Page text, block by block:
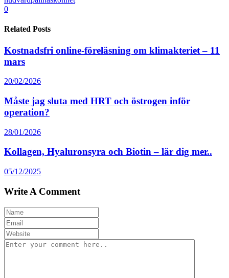
0
Related Posts
Kostnadsfri online-föreläsning om klimakteriet – 11
mars
20/02/2026
Måste jag sluta med HRT och östrogen inför
operation?
28/01/2026
Kollagen, Hyaluronsyra och Biotin – lär dig mer..
05/12/2025
Write A Comment